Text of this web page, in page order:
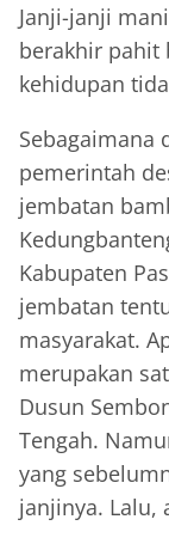
Janji-janji
berakhir pahit
kehidupan
Sebagaimana
pemerintah
jembatan
Kabupaten
jembatan
masyarakat.
merupakan
Dusun
Tengah.
yang
janjinya. Lalu,